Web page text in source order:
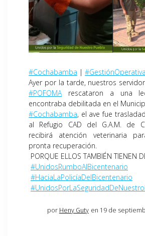
#Cochabamba | #GestiónOperativa
Ayer por la tarde, nuestros
#POFOMArescataron a una
encontraba debilitada en el
#Cochabamba, el ave fue
al Refugio CAD del G.A.M. de
recibirá atención veterinaria
pronta recuperación.
PORQUE ELLOS TAMBIÉN TIENEN
#UnidosRumboAlBicentenario
#HaciaLaPolicíaDelBicentenario
por Heny Guty en 19 de